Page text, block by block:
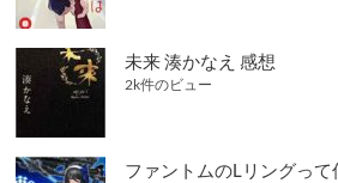
未来 湊かなえ 感想
2k件のビュー
ファントムのLリングって